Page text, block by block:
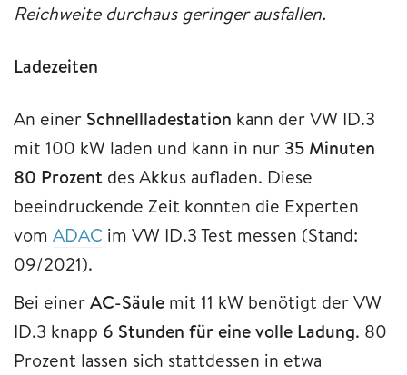
Reichweite durchaus geringer ausfallen.
Ladezeiten
An einer Schnellladestation kann der VW ID.3
mit 100 kW laden und kann in nur 35 Minuten
80 Prozent des Akkus aufladen. Diese
beeindruckende Zeit konnten die Experten
vom ADAC im VW ID.3 Test messen (Stand:
09/2021).
Bei einerAC-Säule mit 11 kW benötigt der VW
ID.3 knapp 6 Stunden für eine volle Ladung. 80
Prozent lassen sich stattdessen in etwa